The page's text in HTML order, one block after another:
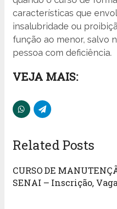
características que
insalubridade ou
função ao menor, salvo
pessoa com deficiência.
VEJA MAIS:
Related Posts
CURSO DE
SENAI – Inscrição,